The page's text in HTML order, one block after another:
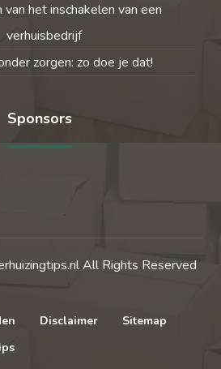
het inschakelen van een
verhuisbedrijf
zorgen: zo doe je dat!
Sponsors
All Rights Reserved
Disclaimer
Sitemap